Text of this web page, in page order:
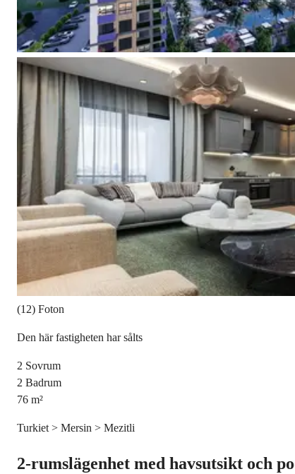
(12) Foton
Den här fastigheten har sålts
2 Sovrum
2 Badrum
76 m²
Turkiet > Mersin > Mezitli
2-rumslägenhet med havsutsikt och